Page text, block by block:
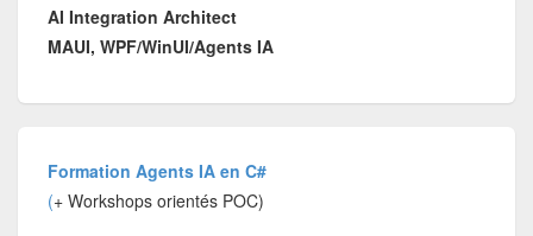
AI Integration Architect
MAUI, WPF/WinUI/Agents IA
Formation Agents IA en C#
(+ Workshops orientés POC)